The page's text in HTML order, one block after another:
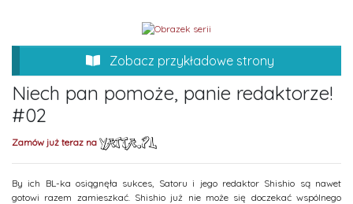
Zobacz przykładowe strony
Niech pan pomoże, panie redaktorze!
#02
Zamów już teraz na
By ich BL-ka osiągnęła sukces, Satoru i jego redaktor Shishio są nawet
gotowi razem zamieszkać. Shishio już nie może się doczekać wspólnego